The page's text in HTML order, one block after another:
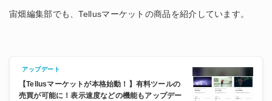
宙畑編集部でも、Tellusマーケットの商品を紹介しています。
アップデート
【Tellusマーケットが本格始動！】有料ツールの
売買が可能に！表示速度などの機能もアップデー